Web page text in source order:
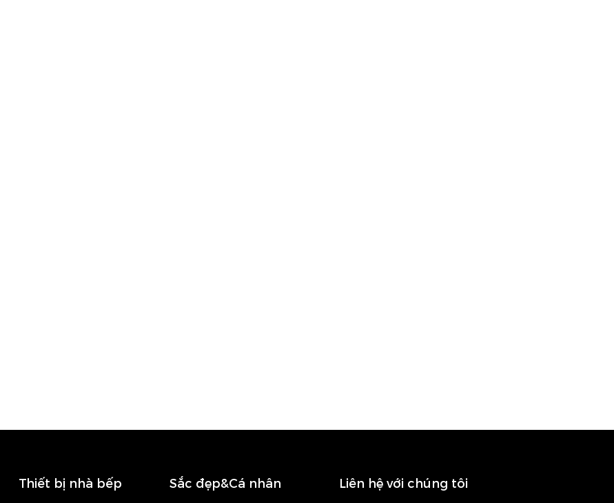
Thiết bị nhà bếp Sắc đẹp&Cá nhân Liên hệ với chúng tôi